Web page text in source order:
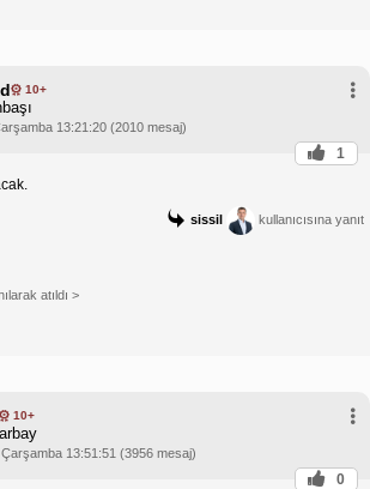
10+
13:21:20 (2010 mesaj)
1
sissil kullanıcısına yanıt
atıldı >
10+
13:51:51 (3956 mesaj)
0